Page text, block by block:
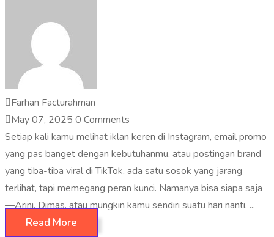
Farhan Facturahman
May 07, 2025 0 Comments
Setiap kali kamu melihat iklan keren di Instagram, email promo
yang pas banget dengan kebutuhanmu, atau postingan brand
yang tiba-tiba viral di TikTok, ada satu sosok yang jarang
terlihat, tapi memegang peran kunci. Namanya bisa siapa saja
—Arini, Dimas, atau mungkin kamu sendiri suatu hari nanti. ...
Read More